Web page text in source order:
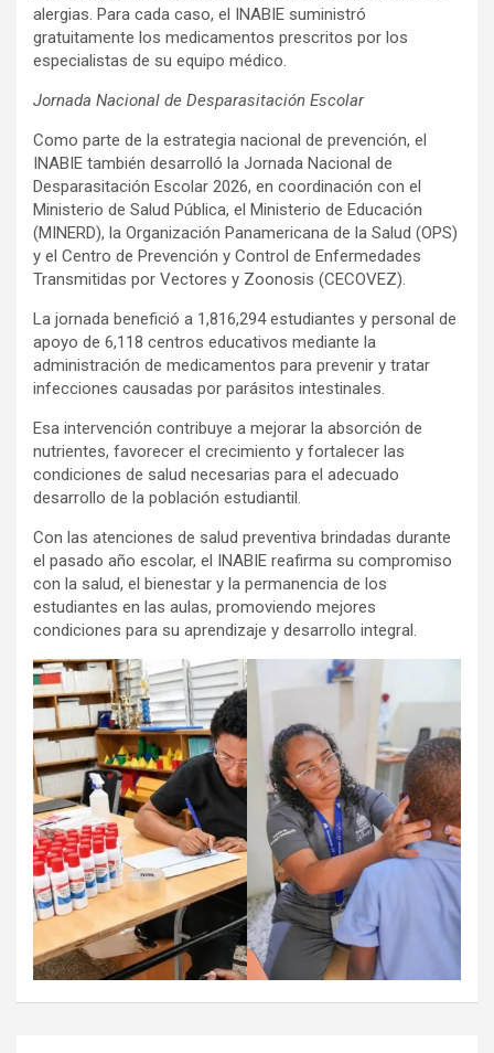
alergias. Para cada caso, el INABIE suministró
gratuitamente los medicamentos prescritos por los
especialistas de su equipo médico.
Jornada Nacional de Desparasitación Escolar
Como parte de la estrategia nacional de prevención, el
INABIE también desarrolló la Jornada Nacional de
Desparasitación Escolar 2026, en coordinación con el
Ministerio de Salud Pública, el Ministerio de Educación
(MINERD), la Organización Panamericana de la Salud (OPS)
y el Centro de Prevención y Control de Enfermedades
Transmitidas por Vectores y Zoonosis (CECOVEZ).
La jornada benefició a 1,816,294 estudiantes y personal de
apoyo de 6,118 centros educativos mediante la
administración de medicamentos para prevenir y tratar
infecciones causadas por parásitos intestinales.
Esa intervención contribuye a mejorar la absorción de
nutrientes, favorecer el crecimiento y fortalecer las
condiciones de salud necesarias para el adecuado
desarrollo de la población estudiantil.
Con las atenciones de salud preventiva brindadas durante
el pasado año escolar, el INABIE reafirma su compromiso
con la salud, el bienestar y la permanencia de los
estudiantes en las aulas, promoviendo mejores
condiciones para su aprendizaje y desarrollo integral.